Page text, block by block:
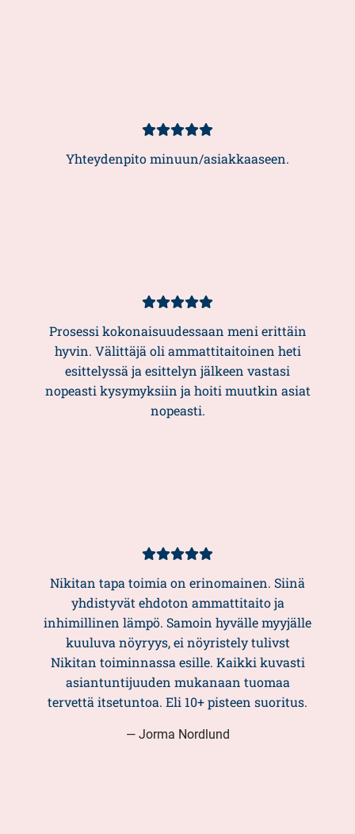
Asiakasarvio
Yhteydenpito minuun/asiakkaaseen.
Asiakasarvio
5/5
Prosessi kokonaisuudessaan meni erittäin
hyvin. Välittäjä oli ammattitaitoinen heti
esittelyssä ja esittelyn jälkeen vastasi
nopeasti kysymyksiin ja hoiti muutkin asiat
nopeasti.
Asiakasarvio
5/5
Nikitan tapa toimia on erinomainen. Siinä
yhdistyvät ehdoton ammattitaito ja
inhimillinen lämpö. Samoin hyvälle myyjälle
kuuluva nöyryys, ei nöyristely tulivst
Nikitan toiminnassa esille. Kaikki kuvasti
asiantuntijuuden mukanaan tuomaa
tervettä itsetuntoa. Eli 10+ pisteen suoritus.
— Jorma Nordlund